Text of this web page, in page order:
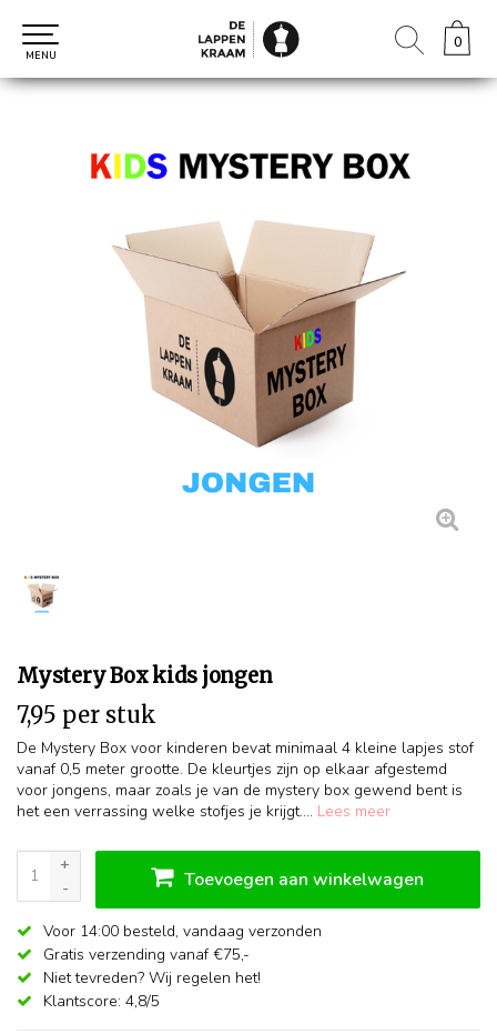
0
0
MENU
Mystery Box kids jongen
7,95 per stuk
De Mystery Box voor kinderen bevat minimaal 4 kleine lapjes stof
vanaf 0,5 meter grootte. De kleurtjes zijn op elkaar afgestemd
voor jongens, maar zoals je van de mystery box gewend bent is
het een verrassing welke stofjes je krijgt.... Lees meer
+
-
Toevoegen aan winkelwagen
Voor 14:00 besteld, vandaag verzonden
Gratis verzending vanaf €75,-
Niet tevreden? Wij regelen het!
Klantscore: 4,8/5